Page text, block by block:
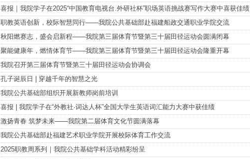
喜报｜我院学子在2025“中国教育电视台.外研社杯”职场英语挑战赛写作大赛中喜获佳绩
职教英语创新，校际智慧同行——我院公共基础部赴福建船政交通职业学院交流
秋阳燃赛志，盛会启新程——我院第三届体育节暨第三十届田径运动会圆满闭幕
聚能健康年，燃情体育节——我院第三届体育节暨第三十届田径运动会隆重开幕
我院召开第三届体育节暨第三十届田径运动会协调会
孔子诞辰日 | 穿越千年的智慧之光
我院公共基础部组织开展新教师岗前培训
喜报 | 我院学子在“外教社·词达人杯”全国大学生英语词汇能力大赛中获佳绩
激扬青春 筑梦未来——我院第二届体育文化节圆满落幕
我院公共基础部赴福建艺术职业学院开展校际体育工作交流
2025职教周系列｜我院公共基础学科活动精彩纷呈